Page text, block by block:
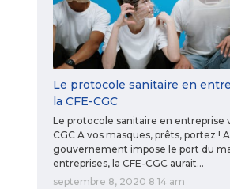
Le protocole sanitaire en
la CFE-CGC
Le protocole sanitaire en entreprise
CGC A vos masques, prêts, portez !
gouvernement impose le port du
entreprises, la CFE-CGC aurait…
septembre 8, 2020 8:14 am